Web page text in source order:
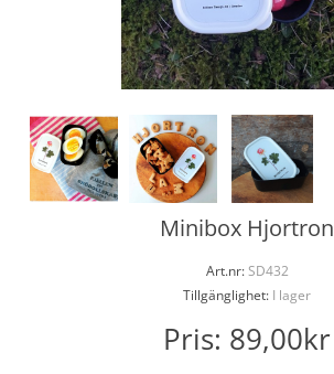
Minibox Hjortron
Art.nr:SD432
Tillgänglighet: I lager
Pris: 89,00kr